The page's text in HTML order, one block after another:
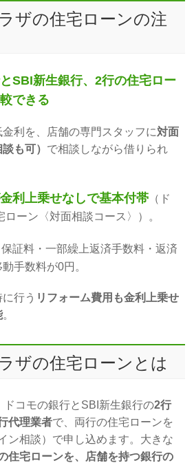
ザの住宅ローンの注
SBI新生銀行、2行の住宅ロー
できる
利を、店舗の専門スタッフに対面
も可） で相談しながら借りられ
利上乗せなしで基本付帯 （ド
ローン〈対面相談コース〉）。
保証料・一部繰上返済手数料・返済
手数料が0円。
行う リフォーム費用も金利上乗せ
。
ザの住宅ローンとは
ドコモの銀行とSBI新生銀行の2行
代理業者で、両行の住宅ローンを
ン相談）で申し込めます。大きな
住宅ローンを、店舗を持つ銀行の